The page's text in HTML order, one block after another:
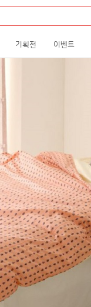
기획전 이벤트